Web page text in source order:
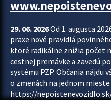
29. 06. 2026Od 1. augusta
praxe nové pravidlá
ktoré radikálne znížia počet
cestnej premávke a zavedú
systému PZP. Občania nájdu
o zmenách na jednom
https://